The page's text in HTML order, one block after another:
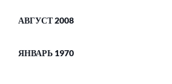
АВГУСТ 2008
ЯНВАРЬ 1970